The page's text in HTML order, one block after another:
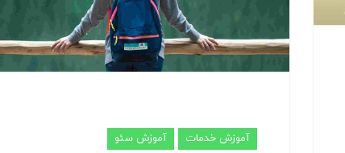
آموزش خدمات آموزش سئو